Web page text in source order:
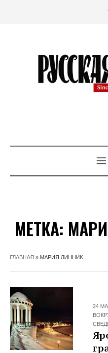
МЕТКА:
ГЛАВНАЯ » МАРИЯ ЛИННИК
24